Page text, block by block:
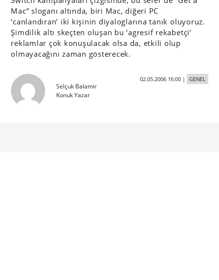
Mac” sloganı altında, biri Mac, diğeri PC
‘canlandıran’ iki kişinin diyaloglarına tanık oluyoruz.
Şimdilik altı skeçten oluşan bu ‘agresif rekabetçi’
reklamlar çok konuşulacak olsa da, etkili olup
olmayacağını zaman gösterecek.
Selçuk Balamir
Konuk Yazar
02.05.2006 16:00| GENEL